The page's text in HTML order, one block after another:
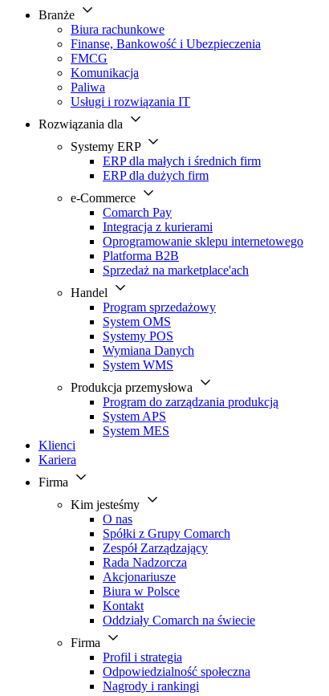
Branże
Biura rachunkowe
Finanse, Bankowość i Ubezpieczenia
FMCG
Komunikacja
Paliwa
Usługi i rozwiązania IT
Rozwiązania dla
Systemy ERP
ERP dla małych i średnich firm
ERP dla dużych firm
e-Commerce
Comarch Pay
Integracja z kurierami
Oprogramowanie sklepu internetowego
Platforma B2B
Sprzedaż na marketplace'ach
Handel
Program sprzedażowy
System OMS
Systemy POS
Wymiana Danych
System WMS
Produkcja przemysłowa
Program do zarządzania produkcją
System APS
System MES
Klienci
Kariera
Firma
Kim jesteśmy
O nas
Spółki z Grupy Comarch
Zespół Zarządzający
Rada Nadzorcza
Akcjonariusze
Biura w Polsce
Kontakt
Oddziały Comarch na świecie
Firma
Profil i strategia
Odpowiedzialność społeczna
Nagrody i rankingi